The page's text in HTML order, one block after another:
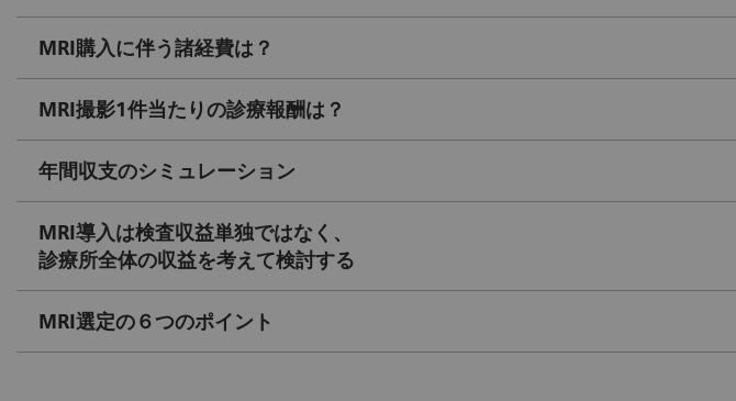
MRI購入に伴う諸経費は？
MRI撮影1件当たりの診療報酬は？
年間収支のシミュレーション
MRI導入は検査収益単独ではなく、
診療所全体の収益を考えて検討する
MRI選定の６つのポイント